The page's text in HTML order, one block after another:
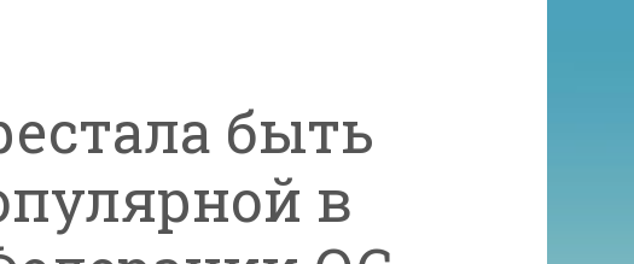
быть
в